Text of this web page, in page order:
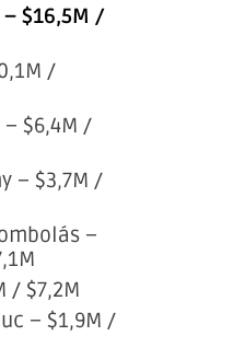
$16,5M /
/
$6,4M /
– $3,7M /
–
/ $7,2M
– $1,9M /